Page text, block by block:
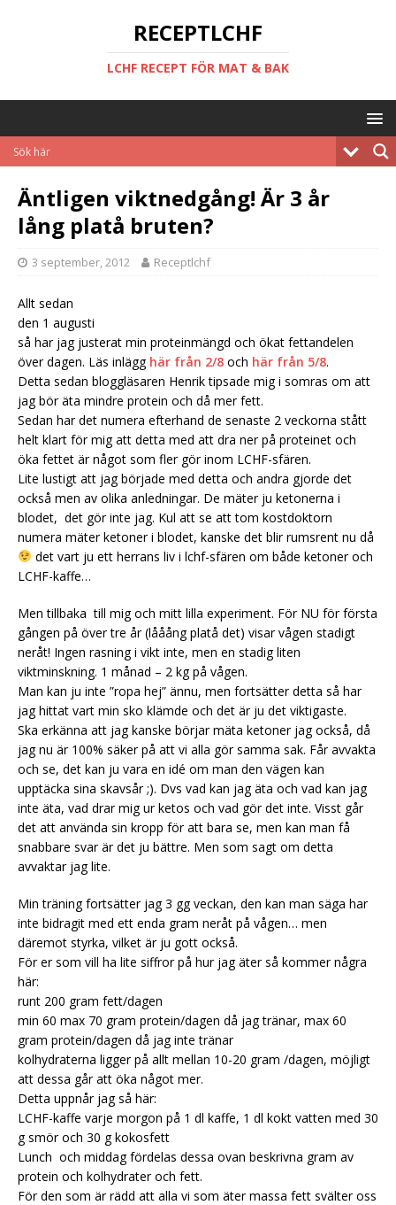
RECEPTLCHF
LCHF RECEPT FÖR MAT & BAK
Äntligen viktnedgång! Är 3 år
lång platå bruten?
3 september, 2012 Receptlchf
Allt sedan
den 1 augusti
så har jag justerat min proteinmängd och ökat fettandelen
över dagen. Läs inlägg här från 2/8 och här från 5/8.
Detta sedan bloggläsaren Henrik tipsade mig i somras om att
jag bör äta mindre protein och då mer fett.
Sedan har det numera efterhand de senaste 2 veckorna stått
helt klart för mig att detta med att dra ner på proteinet och
öka fettet är något som fler gör inom LCHF-sfären.
Lite lustigt att jag började med detta och andra gjorde det
också men av olika anledningar. De mäter ju ketonerna i
blodet, det gör inte jag. Kul att se att tom kostdoktorn
numera mäter ketoner i blodet, kanske det blir rumsrent nu då
det vart ju ett herrans liv i lchf-sfären om både ketoner och
LCHF-kaffe…
Men tillbaka till mig och mitt lilla experiment. För NU för första
gången på över tre år (lååång platå det) visar vågen stadigt
neråt! Ingen rasning i vikt inte, men en stadig liten
viktminskning. 1 månad – 2 kg på vågen.
Man kan ju inte ”ropa hej” ännu, men fortsätter detta så har
jag hittat vart min sko klämde och det är ju det viktigaste.
Ska erkänna att jag kanske börjar mäta ketoner jag också, då
jag nu är 100% säker på att vi alla gör samma sak. Får avvakta
och se, det kan ju vara en idé om man den vägen kan
upptäcka sina skavsår ;). Dvs vad kan jag äta och vad kan jag
inte äta, vad drar mig ur ketos och vad gör det inte. Visst går
det att använda sin kropp för att bara se, men kan man få
snabbare svar är det ju bättre. Men som sagt om detta
avvaktar jag lite.
Min träning fortsätter jag 3 gg veckan, den kan man säga har
inte bidragit med ett enda gram neråt på vågen… men
däremot styrka, vilket är ju gott också.
För er som vill ha lite siffror på hur jag äter så kommer några
här:
runt 200 gram fett/dagen
min 60 max 70 gram protein/dagen då jag tränar, max 60
gram protein/dagen då jag inte tränar
kolhydraterna ligger på allt mellan 10-20 gram /dagen, möjligt
att dessa går att öka något mer.
Detta uppnår jag så här:
LCHF-kaffe varje morgon på 1 dl kaffe, 1 dl kokt vatten med 30
g smör och 30 g kokosfett
Lunch och middag fördelas dessa ovan beskrivna gram av
protein och kolhydrater och fett.
För den som är rädd att alla vi som äter massa fett svälter oss